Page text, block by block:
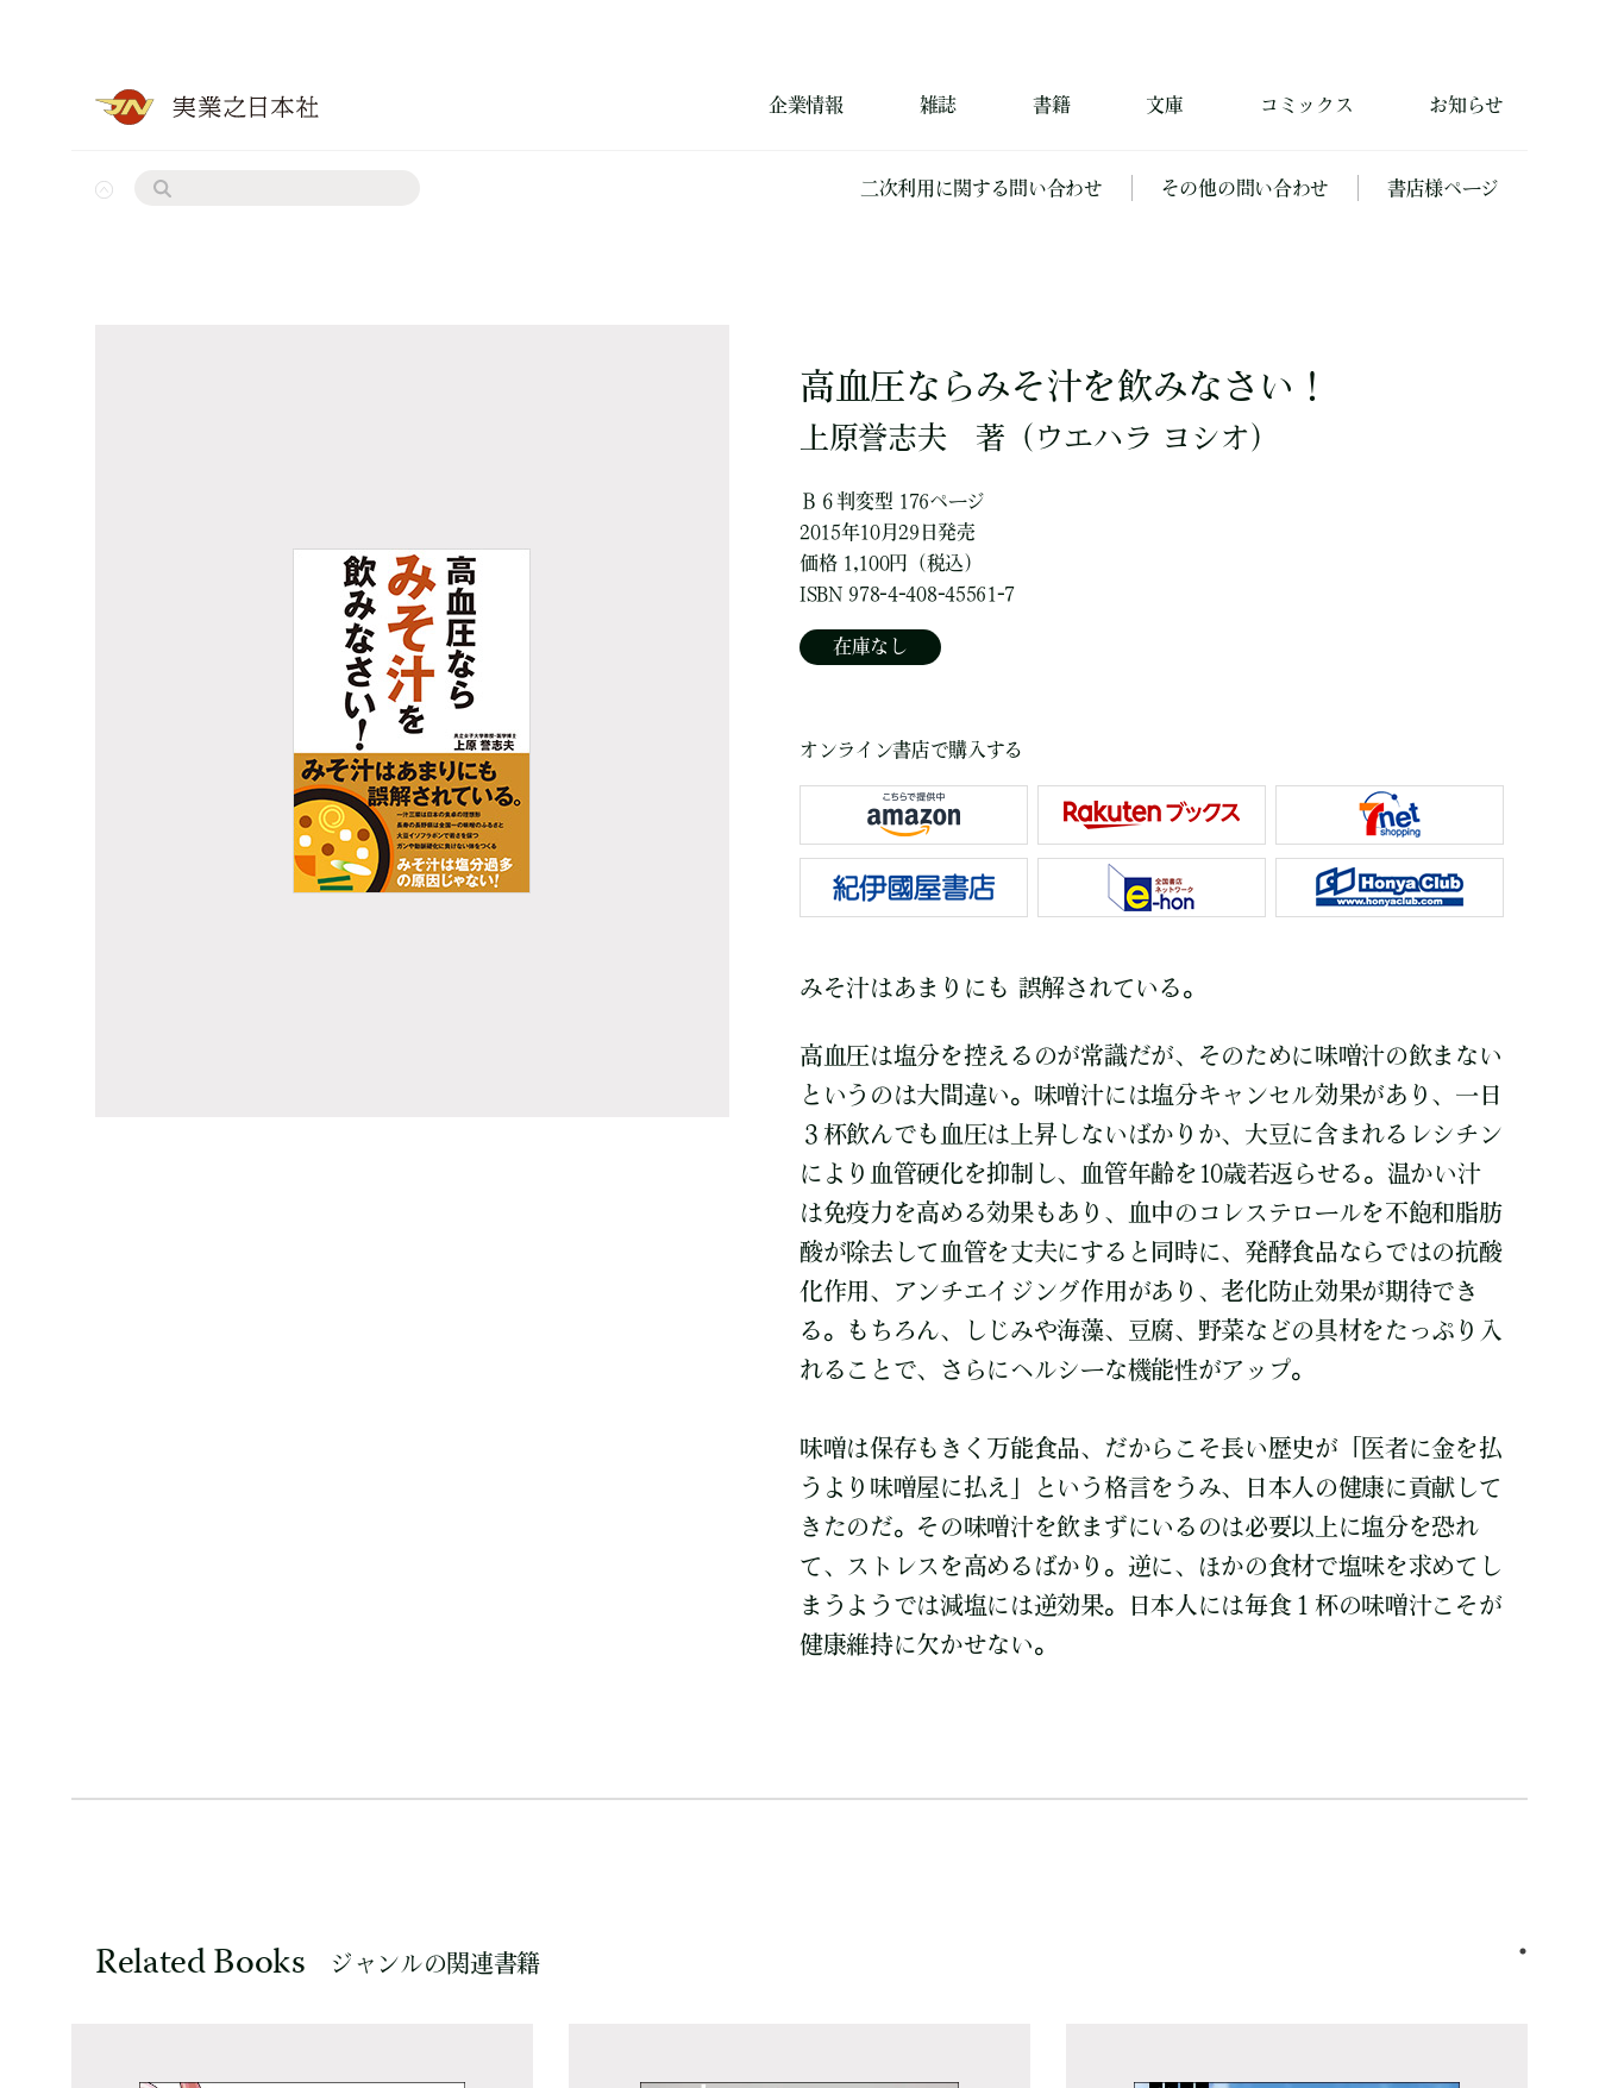
企業情報 雑誌 書籍 文庫 コミックス お知らせ
二次利用に関する問い合わせ その他の問い合わせ 書店様ページ
高血圧ならみそ汁を飲みなさい！
上原誉志夫 著 （ウエハラ ヨシオ）
Ｂ６判変型 176ページ
2015年10月29日発売
価格 1,100円（税込）
ISBN 978-4-408-45561-7
在庫なし
オンライン書店で購入する
みそ汁はあまりにも 誤解されている。
高血圧は塩分を控えるのが常識だが、そのために味噌汁の飲まない
というのは大間違い。味噌汁には塩分キャンセル効果があり、一日
３杯飲んでも血圧は上昇しないばかりか、大豆に含まれるレシチン
により血管硬化を抑制し、血管年齢を10歳若返らせる。温かい汁
は免疫力を高める効果もあり、血中のコレステロールを不飽和脂肪
酸が除去して血管を丈夫にすると同時に、発酵食品ならではの抗酸
化作用、アンチエイジング作用があり、老化防止効果が期待でき
る。もちろん、しじみや海藻、豆腐、野菜などの具材をたっぷり入
れることで、さらにヘルシーな機能性がアップ。
味噌は保存もきく万能食品、だからこそ長い歴史が「医者に金を払
うより味噌屋に払え」という格言をうみ、日本人の健康に貢献して
きたのだ。その味噌汁を飲まずにいるのは必要以上に塩分を恐れ
て、ストレスを高めるばかり。逆に、ほかの食材で塩味を求めてし
まうようでは減塩には逆効果。日本人には毎食１杯の味噌汁こそが
健康維持に欠かせない。
Related Books ジャンルの関連書籍